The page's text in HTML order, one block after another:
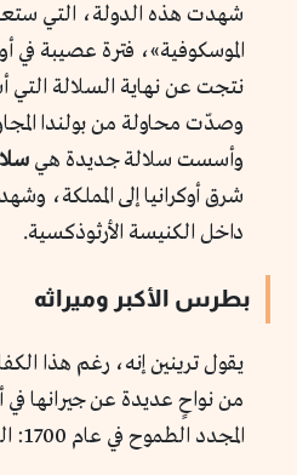
شهدت هذه الدولة، التي
الموسكوفية»، فترة عصيبة في
نتجت عن نهاية السلالة
وصدّت محاولة من بولندا
وأسست سلالة جديدة هي
شرق أوكرانيا إلى المملكة،
داخل الكنيسة الأرثوذكسية.
بطرس الأكبر وميراثه
يقول ترينين إنه، رغم هذا
من نواحٍ عديدة عن جيرانها في
المجدد الطموح في عام 1700: القيصر بطرس الأكبر.